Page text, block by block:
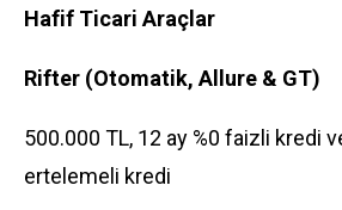
Hafif Ticari Araçlar
Rifter (Otomatik, Allure & GT)
500.000 TL, 12 ay %0 faizli kredi
ertelemeli kredi